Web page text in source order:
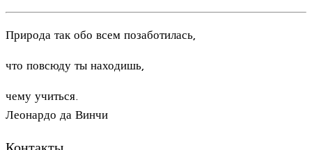
Природа так обо всем позаботилась,
что повсюду ты находишь,
чему учиться.
Леонардо да Винчи